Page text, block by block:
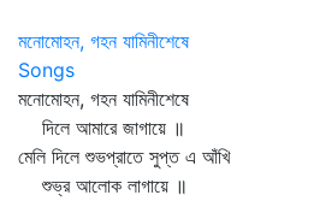
মনোমোহন, গহন যামিনীশেষে
Songs
মনোমোহন, গহন যামিনীশেষে
দিলে আমারে জাগায়ে ॥
মেলি দিলে শুভপ্রাতে সুপ্ত এ আঁখি
শুভ্র আলোক লাগায়ে ॥